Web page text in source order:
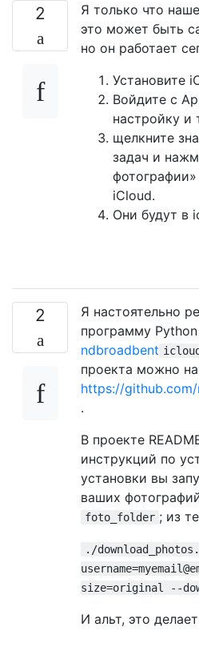
2
Я только что
это может быть
но он работает
Установите
Войдите с
настройку и
щелкните
задач и
iCloud.
Они будут в
2
Я настоятельно
программу Python
ndbroadbent
проекта можно
https://
.
В проекте
инструкций по
установки вы
ваших
foto_folder ; из
./
size=original --
И альт, это